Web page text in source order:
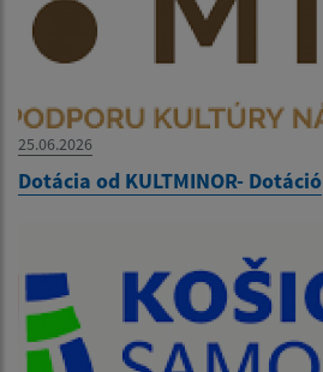
25.06.2026
Dotácia od KULTMINOR- Dotáció